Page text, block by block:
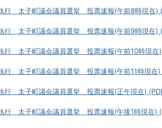
行 太子町議会議員選挙 投票速報(午前8時現在)
行 太子町議会議員選挙 投票速報(午前9時現在)
行 太子町議会議員選挙 投票速報(午前10時現在
行 太子町議会議員選挙 投票速報(午前11時現在)
行 太子町議会議員選挙 投票速報(正午現在)
行 太子町議会議員選挙 投票速報(午後1時現在)